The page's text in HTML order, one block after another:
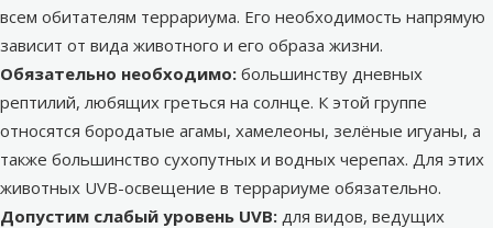
всем обитателям террариума. Его необходимость напрямую
зависит от вида животного и его образа жизни.
Обязательно необходимо: большинству дневных
рептилий, любящих греться на солнце. К этой группе
относятся бородатые агамы, хамелеоны, зелёные игуаны, а
также большинство сухопутных и водных черепах. Для этих
животных UVB-освещение в террариуме обязательно.
Допустим слабый уровень UVB: для видов, ведущих